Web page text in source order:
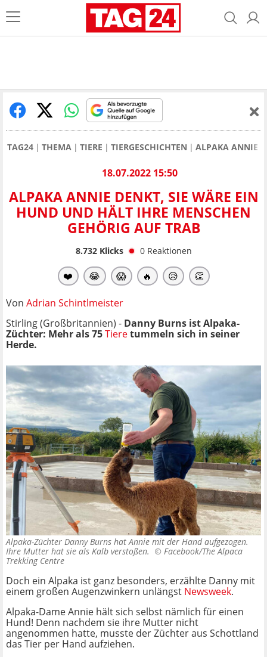
TAG24 THEMA TIERE TIERGESCHICHTEN ALPAKA ANNIE
18.07.2022 15:50
ALPAKA ANNIE DENKT, SIE WÄRE EIN
HUND UND HÄLT IHRE MENSCHEN
GEHÖRIG AUF TRAB
8.732Klicks 0 Reaktionen
❤️ 😂 😱 🔥 😥 👏
Von Adrian Schintlmeister
Stirling (Großbritannien) - Danny Burns ist Alpaka-
Züchter: Mehr als 75Tieretummeln sich in seiner
Herde.
Alpaka-Züchter Danny Burns hat Annie mit der Hand aufgezogen.
Ihre Mutter hat sie als Kalb verstoßen. © Facebook/The Alpaca
Trekking Centre
Doch ein Alpaka ist ganz besonders, erzählte Danny mit
einem großen Augenzwinkern unlängst Newsweek.
Alpaka-Dame Annie hält sich selbst nämlich für einen
Hund! Denn nachdem sie ihre Mutter nicht
angenommen hatte, musste der Züchter aus Schottland
das Tier per Hand aufziehen.